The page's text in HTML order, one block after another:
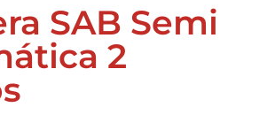
SAB Semi
2